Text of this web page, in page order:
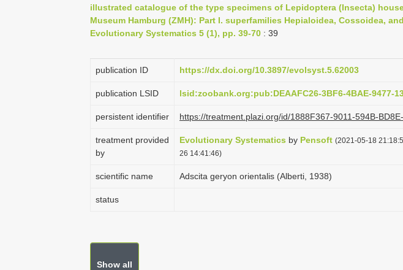
illustrated catalogue of the type specimens of Lepidoptera (Insecta)
Museum Hamburg (ZMH): Part I. superfamilies Hepialoidea, Cossoidea,
Evolutionary Systematics 5 (1), pp. 39-70 : 39
publication ID https://dx.doi.org/10.3897/evolsyst.5.62003
publication LSID lsid:zoobank.org:pub:DEAAFC26-3BF6-4BAE-9477-
persistent identifier https://treatment.plazi.org/id/1888F367-9011-594B-
treatment provided
by
Evolutionary Systematics by Pensoft (2021-05-18
26 14:41:46)
scientific name Adscita geryon orientalis (Alberti, 1938)
status
Show all